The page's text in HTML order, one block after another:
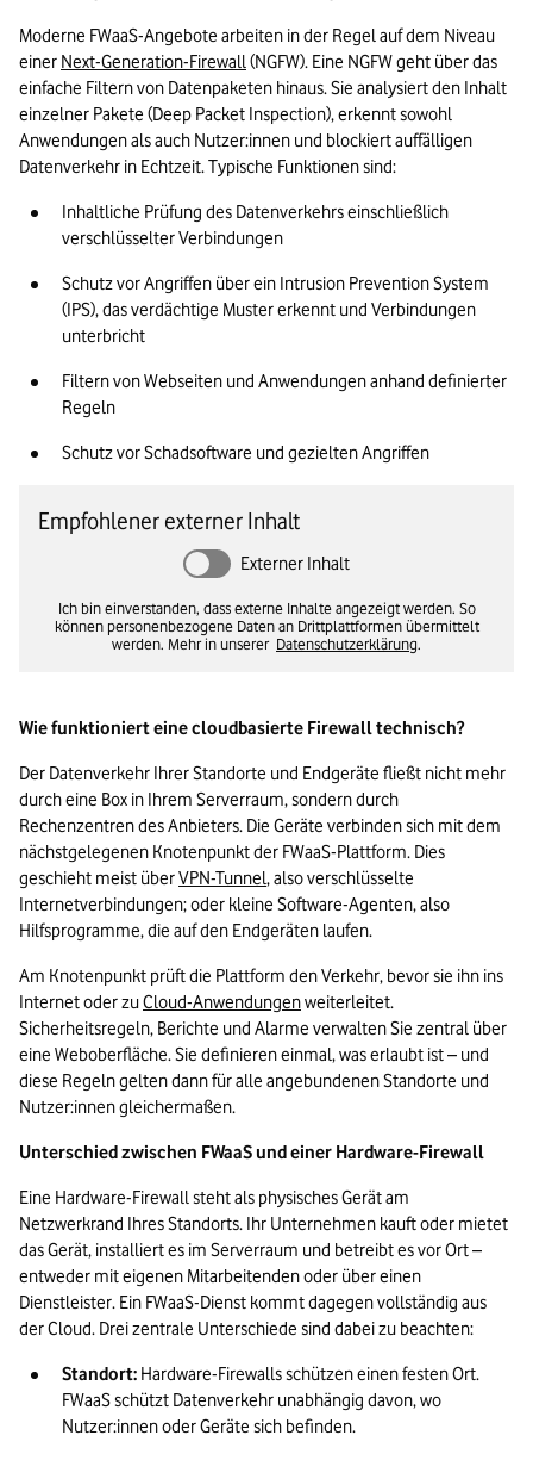
Moderne FWaaS-Angebote arbeiten in der Regel auf dem Niveau
einer Next-Generation-Firewall (NGFW). Eine NGFW geht über das
einfache Filtern von Datenpaketen hinaus. Sie analysiert den Inhalt
einzelner Pakete (Deep Packet Inspection), erkennt sowohl
Anwendungen als auch Nutzer:innen und blockiert auffälligen
Datenverkehr in Echtzeit. Typische Funktionen sind:
Inhaltliche Prüfung des Datenverkehrs einschließlich
verschlüsselter Verbindungen
Schutz vor Angriffen über ein Intrusion Prevention System
(IPS), das verdächtige Muster erkennt und Verbindungen
unterbricht
Filtern von Webseiten und Anwendungen anhand definierter
Regeln
Schutz vor Schadsoftware und gezielten Angriffen
Empfohlener externer Inhalt
Externer Inhalt
Ich bin einverstanden, dass externe Inhalte angezeigt werden. So
können personenbezogene Daten an Drittplattformen übermittelt
werden. Mehr in unserer Datenschutzerklärung.
Wie funktioniert eine cloudbasierte Firewall technisch?
Der Datenverkehr Ihrer Standorte und Endgeräte fließt nicht mehr
durch eine Box in Ihrem Serverraum, sondern durch
Rechenzentren des Anbieters. Die Geräte verbinden sich mit dem
nächstgelegenen Knotenpunkt der FWaaS-Plattform. Dies
geschieht meist über VPN-Tunnel, also verschlüsselte
Internetverbindungen; oder kleine Software-Agenten, also
Hilfsprogramme, die auf den Endgeräten laufen.
Am Knotenpunkt prüft die Plattform den Verkehr, bevor sie ihn ins
Internet oder zu Cloud-Anwendungen weiterleitet.
Sicherheitsregeln, Berichte und Alarme verwalten Sie zentral über
eine Weboberfläche. Sie definieren einmal, was erlaubt ist – und
diese Regeln gelten dann für alle angebundenen Standorte und
Nutzer:innen gleichermaßen.
Unterschied zwischen FWaaS und einer Hardware-Firewall
Eine Hardware-Firewall steht als physisches Gerät am
Netzwerkrand Ihres Standorts. Ihr Unternehmen kauft oder mietet
das Gerät, installiert es im Serverraum und betreibt es vor Ort –
entweder mit eigenen Mitarbeitenden oder über einen
Dienstleister. Ein FWaaS-Dienst kommt dagegen vollständig aus
der Cloud. Drei zentrale Unterschiede sind dabei zu beachten:
Standort: Hardware-Firewalls schützen einen festen Ort.
FWaaS schützt Datenverkehr unabhängig davon, wo
Nutzer:innen oder Geräte sich befinden.